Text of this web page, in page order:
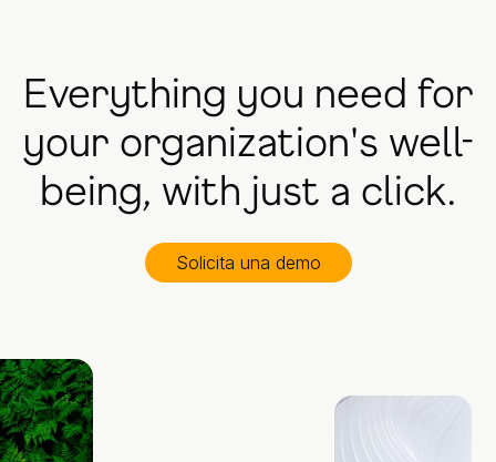
Everything you need for
your organization's well-
being, with just a click.
Solicita una demo